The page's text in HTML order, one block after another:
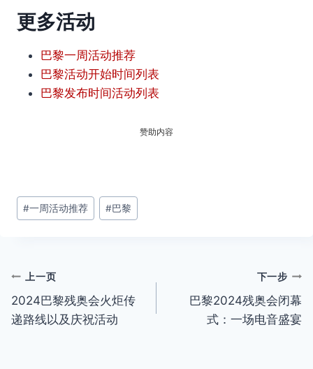
更多活动
巴黎一周活动推荐
巴黎活动开始时间列表
巴黎发布时间活动列表
赞助内容
文
章
#一周活动推荐 #巴黎
文
章
上一页
2024巴黎残奥会火炬传
递路线以及庆祝活动
下一步
巴黎2024残奥会闭幕
式：一场电音盛宴